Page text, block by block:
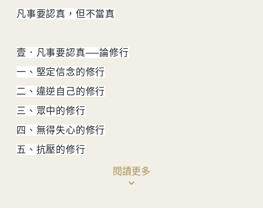
凡事要認真，但不當真
壹．凡事要認真──論修行
一、堅定信念的修行
二、違逆自己的修行
三、眾中的修行
四、無得失心的修行
五、抗壓的修行
八、福慧雙修
閱讀更多